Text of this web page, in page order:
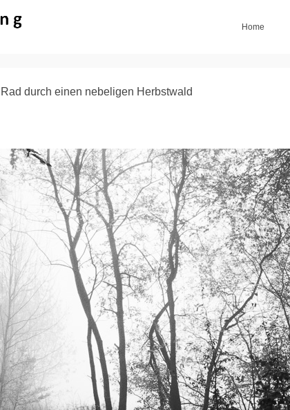
Home
durch einen nebeligen Herbstwald